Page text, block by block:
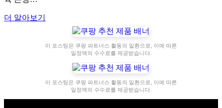
더 알아보기
이 포스팅은 쿠팡 파트너스 활동의 일환으로, 이에 따른
일정액의 수수료를 제공받습니다.
이 포스팅은 쿠팡 파트너스 활동의 일환으로, 이에 따른
일정액의 수수료를 제공받습니다.